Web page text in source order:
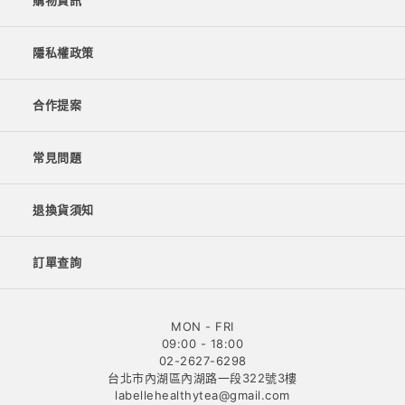
隱私權政策
合作提案
常見問題
退換貨須知
訂單查詢
MON - FRI
09:00 - 18:00
02-2627-6298
台北市內湖區內湖路一段322號3樓
labellehealthytea@gmail.com